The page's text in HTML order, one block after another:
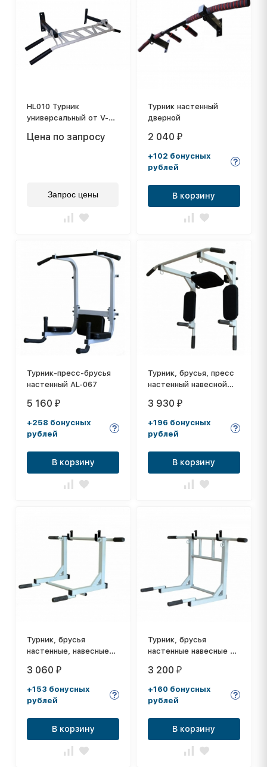
HL010 Турник
универсальный от V-
Цена по запросу
Запрос цены
Турник настенный
дверной
2 040₽
+102 бонусных
рублей
В корзину
Турник-пресс-брусья
настенный AL-067
5 160₽
+258 бонусных
рублей
В корзину
Турник, брусья, пресс
настенный навесной
3 930₽
+196 бонусных
рублей
В корзину
Турник, брусья
настенные, навесные
3 060₽
+153 бонусных
рублей
В корзину
Турник, брусья
настенные навесные с
AL-035
3 200₽
+160 бонусных
рублей
В корзину